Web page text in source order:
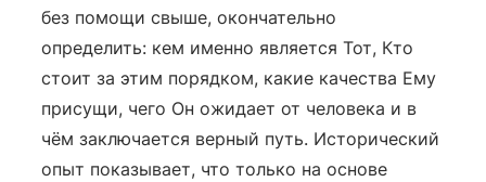
без помощи свыше, окончательно
определить: кем именно является Тот, Кто
стоит за этим порядком, какие качества Ему
присущи, чего Он ожидает от человека и в
чём заключается верный путь. Исторический
опыт показывает, что только на основе